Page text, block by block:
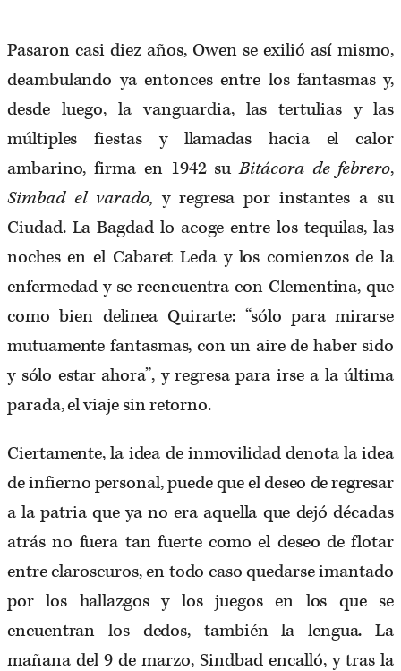
Pasaron casi diez años, Owen se exilió así mismo,
deambulando ya entonces entre los fantasmas y,
desde luego, la vanguardia, las tertulias y las
múltiples fiestas y llamadas hacia el calor
ambarino, firma en 1942 suBitácora de febrero,
Simbad el varado, y regresa por instantes a su
Ciudad. La Bagdad lo acoge entre los tequilas, las
noches en el Cabaret Leda y los comienzos de la
enfermedad y se reencuentra con Clementina, que
como bien delinea Quirarte: “sólo para mirarse
mutuamente fantasmas, con un aire de haber sido
y sólo estar ahora”, y regresa para irse a la última
parada, el viaje sin retorno.
Ciertamente, la idea de inmovilidad denota la idea
de infierno personal, puede que el deseo de regresar
a la patria que ya no era aquella que dejó décadas
atrás no fuera tan fuerte como el deseo de flotar
entre claroscuros, en todo caso quedarse imantado
por los hallazgos y los juegos en los que se
encuentran los dedos, también la lengua. La
mañana del 9 de marzo, Sindbad encalló, y tras la